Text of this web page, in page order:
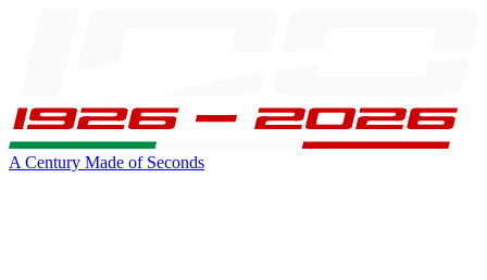
A Century Made of Seconds